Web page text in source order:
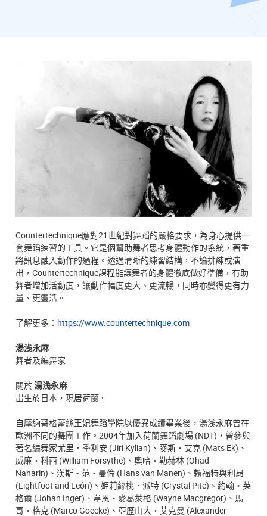
Countertechnique應對21世紀對舞蹈的嚴格要求，為身心提供一
套舞蹈練習的工具。它是個幫助舞者思考身體動作的系統，著重
將訊息融入動作的過程。透過清晰的練習結構，不論排練或演
出，Countertechnique課程能讓舞者的身體徹底做好準備，有助
舞者增加活動度，讓動作幅度更大、更流暢，同時亦變得更有力
量、更靈活。
了解更多： https://www.countertechnique.com
湯浅永麻
舞者及編舞家
關於湯浅永麻
岀生於日本，現居荷蘭。
自摩納哥格蕾絲王妃舞蹈學院以優異成績畢業後，湯浅永麻曾在
歐洲不同的舞團工作。2004年加入荷蘭舞蹈劇場 (NDT)，曾參與
著名編舞家尤里．季利安 (Jiri Kylian)、麥斯・艾克 (Mats Ek)、
威廉・科西 (William Forsythe)、奧哈・勒赫林 (Ohad
Naharin)、漢斯・范・曼倫 (Hans van Manen)、賴福特與利昂
(Lightfoot and León)、姫莉絲桃．派特 (Crystal Pite)、約翰・英
格爾 (Johan Inger)、韋恩・麥葛萊格 (Wayne Macgregor)、馬
哥・格克 (Marco Goecke)、亞歷山大・艾克曼 (Alexander